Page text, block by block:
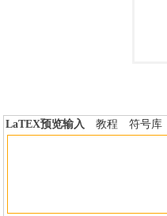
LaTEX预览输入 教程
符号库